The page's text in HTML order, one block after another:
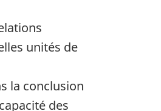
unités de
la conclusion
des